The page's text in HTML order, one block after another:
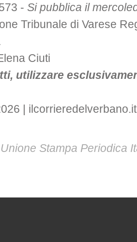
- Si pubblica il
Tribunale di Varese
Ciuti
utilizzare
|
Unione Stampa Periodica